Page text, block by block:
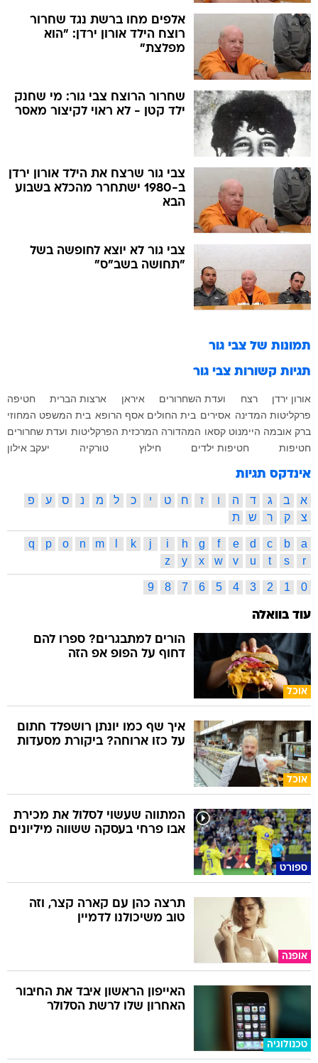
אלפים מחו ברשת נגד שחרור
רוצח הילד אורון ירדן: "הוא
מפלצת"
שחרור הרוצח צבי גור: מי שחנק
ילד קטן - לא ראוי לקיצור מאסר
צבי גור שרצח את הילד אורון ירדן
ב-1980 ישתחרר מהכלא בשבוע
הבא
צבי גור לא יוצא לחופשה בשל
"תחושה בשב"ס"
תמונות של צבי גור
תגיות קשורות צבי גור
אורון ירדן רצח ועדת השחרורים איראן ארצות הברית
חטיפה
פרקליטות המדינה אסירים בית החולים אסף הרופא בית המשפט המחוזי
ברק אובמה היימנוט קסאו המהדורה המרכזית הפרקליטות ועדת שחרורים
חטיפות
חטיפות ילדים חילוץ טורקיה יעקב אילון
אינדקס תגיות
א ב ג ד ה ו ז ח ט י כ ל מ נ ס ע
פ
צ
ק ר ש ת
a
b
c
d
e
f
g
h
i
j
k
m
n
o
p
q
r
s
t
u
v
w
x
y
z
0
1
2
3
4
5
6
7
8
9
עוד בוואלה
אוכל
הורים למתבגרים? ספרו להם
דחוף על הפופ אפ הזה
אוכל
איך שף כמו יונתן רושפלד חתום
על כזו ארוחה? ביקורת מסעדות
ספורט
המתווה שעשוי לסלול את מכירת
אבו פרחי בעסקה ששווה מיליונים
אופנה
תרצה כהן עם קארה קצר, וזה
טוב משיכולנו לדמיין
טכנולוגיה
האייפון הראשון איבד את החיבור
האחרון שלו לרשת הסלולר